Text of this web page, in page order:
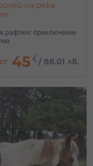
на река
рафтинг приключение
от 45 € /88.01 лв.